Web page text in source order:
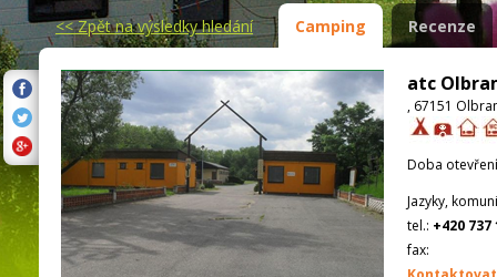
<<Zpět na výsledky hledání Camping Recenze
atc
, 67151
Doba
Jazyky,
tel.: +420 737
fax: